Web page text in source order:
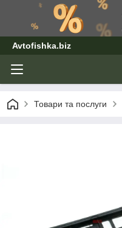
Avtofishka.biz
Товари та послуги